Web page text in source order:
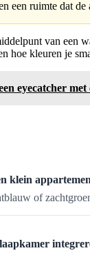
een ruimte dat
van een
hoe kleuren je
eyecatcher
klein
of